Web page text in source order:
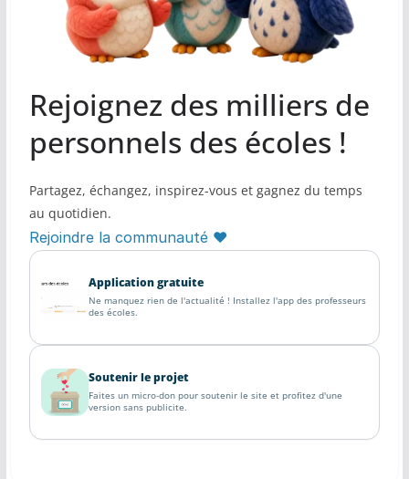
Rejoignez des milliers de
personnels des écoles !
Partagez, échangez, inspirez-vous et gagnez du temps
au quotidien.
Rejoindre la communauté ♥
Application gratuite
Ne manquez rien de l'actualité ! Installez l'app des professeurs
des écoles.
Soutenir le projet
Faites un micro-don pour soutenir le site et profitez d'une
version sans publicite.